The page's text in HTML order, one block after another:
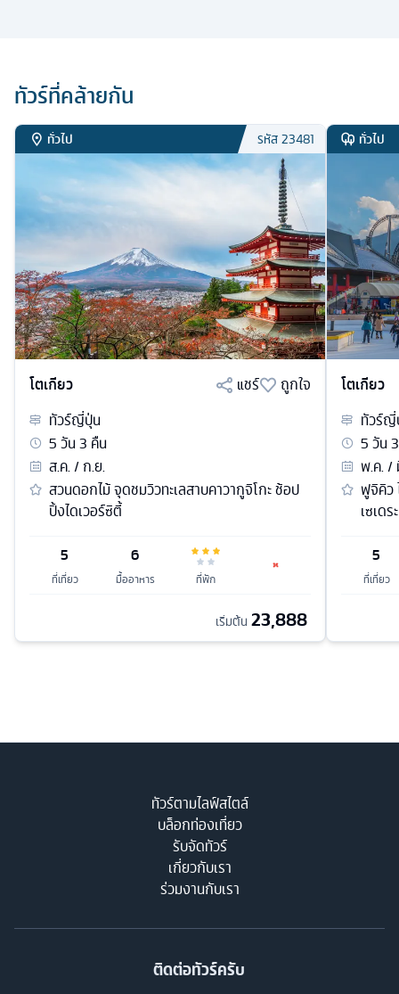
ทัวร์ที่คล้ายกัน
ทั่วไป รหัส23481
โตเกียว แชร์
ถูกใจ
ทัวร์ญี่ปุ่น
5วัน3 คืน
ส.ค. / ก.ย.
สวนดอกไม้ จุดชมวิวทะเลสาบคาวากูจิโกะ ช้อป
ปิ้งไดเวอร์ซิตี้
5
ที่เที่ยว
6
มื้ออาหาร ที่พัก
เริ่มต้น 23,888
ทั่วไป
โตเกียว
ทัวร์ญี่
5วัน3
พ.ค. /
ฟูจิคิว
เซเดระ
5
ที่เที่ยว
ทัวร์ตามไลฟ์สไตล์
บล็อกท่องเที่ยว
รับจัดทัวร์
เกี่ยวกับเรา
ร่วมงานกับเรา
ติดต่อทัวร์ครับ